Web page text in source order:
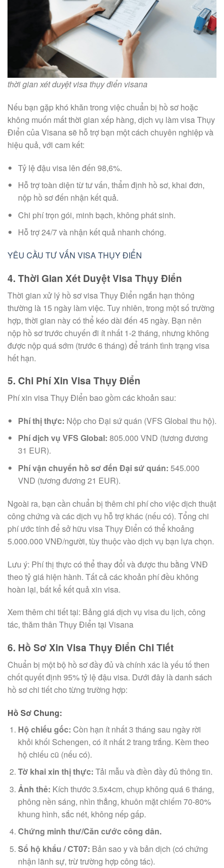
thời gian xét duyệt visa thụy điển visana
Nếu bạn gặp khó khăn trong việc chuẩn bị hồ sơ hoặc
không muốn mất thời gian xếp hàng, dịch vụ làm visa Thụy
Điển của Visana sẽ hỗ trợ bạn một cách chuyên nghiệp và
hiệu quả, với cam kết:
Tỷ lệ đậu visa lên đến 98,6%.
Hỗ trợ toàn diện từ tư vấn, thẩm định hồ sơ, khai đơn,
nộp hồ sơ đến nhận kết quả.
Chi phí trọn gói, minh bạch, không phát sinh.
Hỗ trợ 24/7 và nhận kết quả nhanh chóng.
YÊU CẦU TƯ VẤN VISA THỤY ĐIỂN
4. Thời Gian Xét Duyệt Visa Thụy Điển
Thời gian xử lý hồ sơ visa Thụy Điển ngắn hạn thông
thường là 15 ngày làm việc. Tuy nhiên, trong một số trường
hợp, thời gian này có thể kéo dài đến 45 ngày. Bạn nên
nộp hồ sơ trước chuyến đi ít nhất 1-2 tháng, nhưng không
được nộp quá sớm (trước 6 tháng) để tránh tình trạng visa
hết hạn.
5. Chi Phí Xin Visa Thụy Điển
Phí xin visa Thụy Điển bao gồm các khoản sau:
Phí thị thực: Nộp cho Đại sứ quán (VFS Global thu hộ).
Phí dịch vụ VFS Global: 805.000 VND (tương đương
31 EUR).
Phí vận chuyển hồ sơ đến Đại sứ quán: 545.000
VND (tương đương 21 EUR).
Ngoài ra, bạn cần chuẩn bị thêm chi phí cho việc dịch thuật
công chứng và các dịch vụ hỗ trợ khác (nếu có). Tổng chi
phí ước tính để sở hữu visa Thụy Điển có thể khoảng
5.000.000 VNĐ/người, tùy thuộc vào dịch vụ bạn lựa chọn.
Lưu ý: Phí thị thực có thể thay đổi và được thu bằng VNĐ
theo tỷ giá hiện hành. Tất cả các khoản phí đều không
hoàn lại, bất kể kết quả xin visa.
Xem thêm chi tiết tại: Bảng giá dịch vụ visa du lịch, công
tác, thăm thân Thụy Điển tại Visana
6. Hồ Sơ Xin Visa Thụy Điển Chi Tiết
Chuẩn bị một bộ hồ sơ đầy đủ và chính xác là yếu tố then
chốt quyết định 95% tỷ lệ đậu visa. Dưới đây là danh sách
hồ sơ chi tiết cho từng trường hợp:
Hồ Sơ Chung:
Hộ chiếu gốc: Còn hạn ít nhất 3 tháng sau ngày rời
khỏi khối Schengen, có ít nhất 2 trang trắng. Kèm theo
hộ chiếu cũ (nếu có).
Tờ khai xin thị thực: Tải mẫu và điền đầy đủ thông tin.
Ảnh thẻ: Kích thước 3.5x4cm, chụp không quá 6 tháng,
phông nền sáng, nhìn thẳng, khuôn mặt chiếm 70-80%
khung hình, sắc nét, không nếp gấp.
Chứng minh thư/Căn cước công dân.
Sổ hộ khẩu / CT07: Bản sao y và bản dịch (có chứng
nhận lãnh sự, trừ trường hợp công tác).